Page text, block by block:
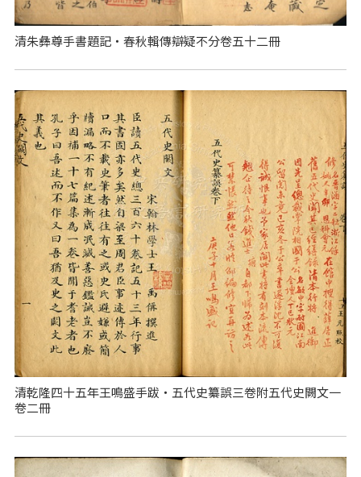
清朱彝尊手書題記‧春秋輯傳辯疑不分卷五十二冊
清乾隆四十五年王鳴盛手跋‧五代史纂誤三卷附五代史闕文一
卷二冊